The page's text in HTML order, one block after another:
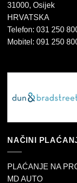
31000, Osijek
HRVATSKA
Telefon: 031 250
Mobitel: 091 250
NAČINI
PLAĆANJE NA
MD AUTO